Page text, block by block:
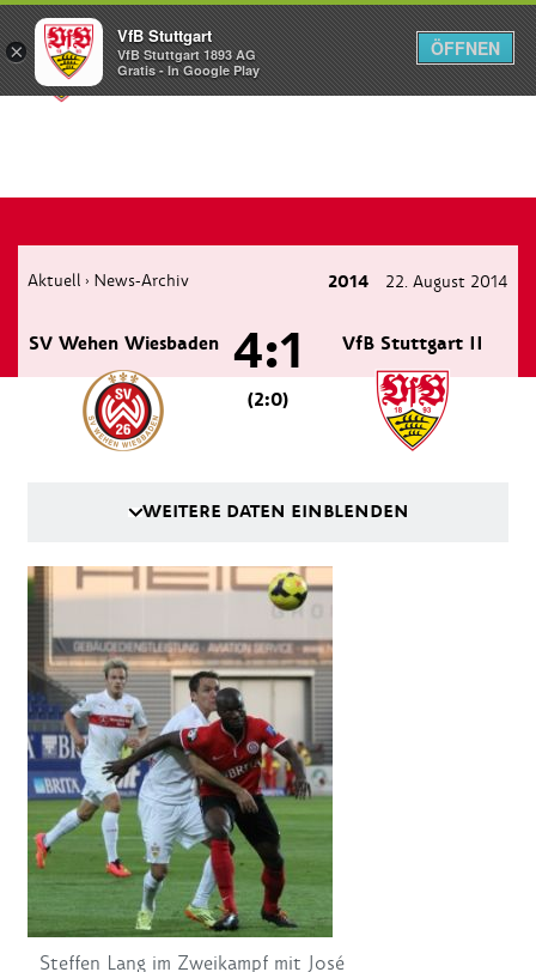
Menü
Aktuell › News-Archiv 2014 22. August 2014
SV Wehen Wiesbaden VfB Stuttgart II
4:1
(2:0)
WEITERE DATEN EINBLENDEN
Steffen Lang im Zweikampf mit José
×
VfB Stuttgart
VfB Stuttgart 1893 AG
Gratis - In Google Play
ÖFFNEN